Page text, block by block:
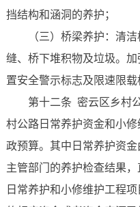
挡结构和涵洞的养护；
（三）桥梁养护：清
缝、桥下堆积物及垃圾。
置安全警示标志及限速限载
第十二条 密云区乡村
村公路日常养护资金和小
政预算。其中日常养护资
主管部门的养护检查结果
日常养护和小修维护工程